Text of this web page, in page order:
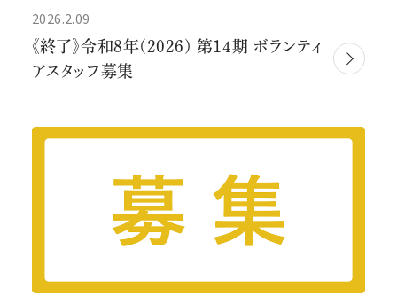
2026.2.09
《終了》令和8年(2026) 第14期 ボランティ
アスタッフ募集